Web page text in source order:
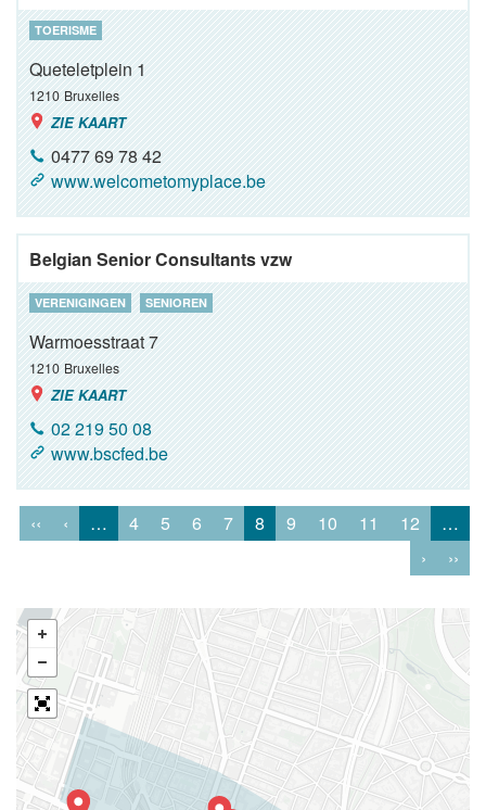
TOERISME
Queteletplein 1
1210 Bruxelles
ZIE KAART
0477 69 78 42
www.welcometomyplace.be
Belgian Senior Consultants vzw
VERENIGINGEN SENIOREN
Warmoesstraat 7
1210 Bruxelles
ZIE KAART
02 219 50 08
www.bscfed.be
‹‹ ‹ … 4 5 6 7 8 9 10 11 12
…
›
››